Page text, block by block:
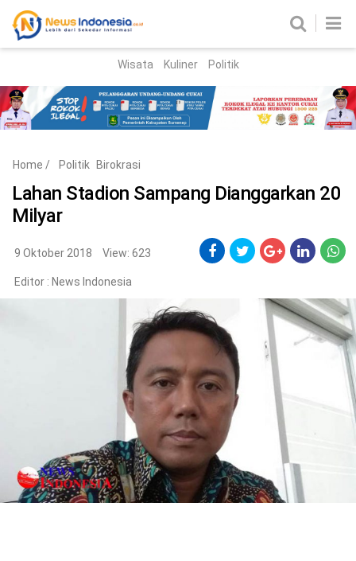
Parlemen
Nasional
Peristiwa
Hukum Kriminal
Otomotif
Iptek
Wisata Kuliner Politik
Home / Politik Birokrasi
Lahan Stadion Sampang Dianggarkan 20
Milyar
9 Oktober 2018 View: 623
Editor : News Indonesia